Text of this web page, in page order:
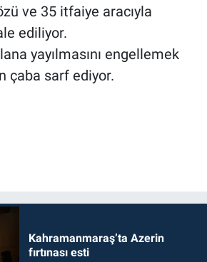
ve 35 itfaiye aracıyla
ediliyor.
yayılmasını engellemek
çaba sarf ediyor.
Kahramanmaraş’ta Azerin
fırtınası esti